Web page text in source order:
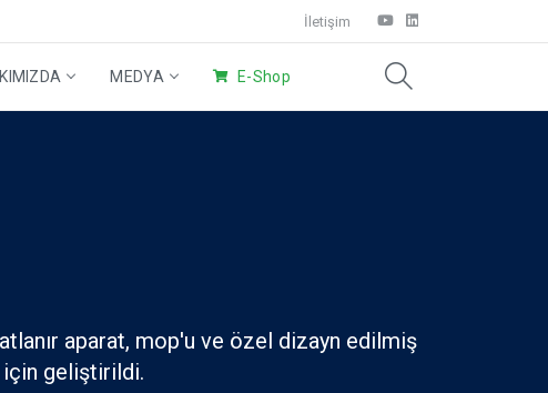
İletişim
MEDYA E-Shop
aparat, mop'u ve özel dizayn edilmiş
geliştirildi.